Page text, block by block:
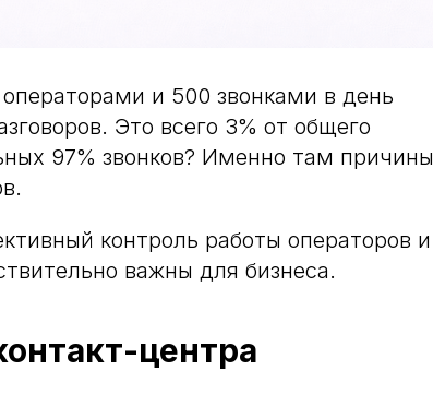
и 500 звонками в день
Это всего 3% от общего
97% звонков? Именно там причины
контроль работы операторов и
важны для бизнеса.
центра